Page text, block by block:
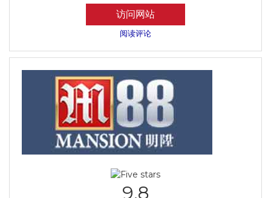
访问网站
阅读评论
9.8